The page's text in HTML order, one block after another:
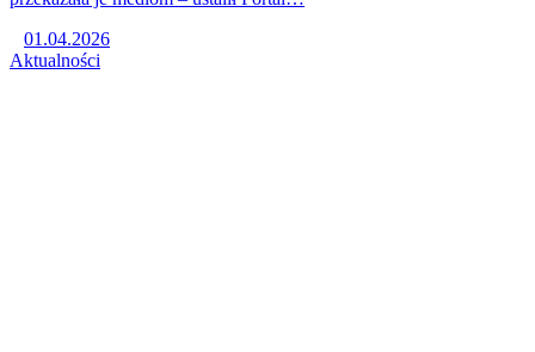
01.04.2026
Aktualności